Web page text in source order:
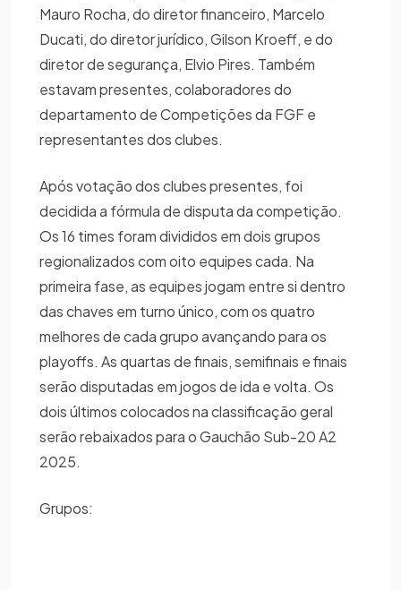
Mauro Rocha, do diretor financeiro, Marcelo
Ducati, do diretor jurídico, Gilson Kroeff, e do
diretor de segurança, Elvio Pires. Também
estavam presentes, colaboradores do
departamento de Competições da FGF e
representantes dos clubes.
Após votação dos clubes presentes, foi
decidida a fórmula de disputa da competição.
Os 16 times foram divididos em dois grupos
regionalizados com oito equipes cada. Na
primeira fase, as equipes jogam entre si dentro
das chaves em turno único, com os quatro
melhores de cada grupo avançando para os
playoffs. As quartas de finais, semifinais e finais
serão disputadas em jogos de ida e volta. Os
dois últimos colocados na classificação geral
serão rebaixados para o Gauchão Sub-20 A2
2025.
Grupos: